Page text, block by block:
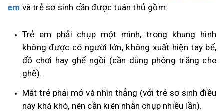
em và trẻ sơ sinh cần được tuân thủ gồm:
Trẻ em phải chụp một mình, trong khung hình
không được có người lớn, không xuất hiện tay bế,
đồ chơi hay ghế ngồi (cần dùng phông trắng che
ghế).
Mắt trẻ phải mở và nhìn thẳng (với trẻ sơ sinh điều
này khá khó, nên cần kiên nhẫn chụp nhiều lần).